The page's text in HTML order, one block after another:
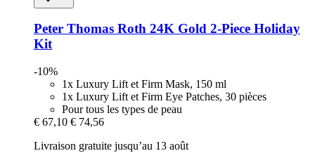
Peter Thomas Roth 24K Gold 2-​Piece Holiday
Kit
-10%
1x Luxury Lift et Firm Mask, 150 ml
1x Luxury Lift et Firm Eye Patches, 30 pièces
Pour tous les types de peau
€ 67,10 € 74,56
Livraison gratuite jusqu’au 13 août